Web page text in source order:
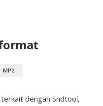
MP2
dengan Sndtool,